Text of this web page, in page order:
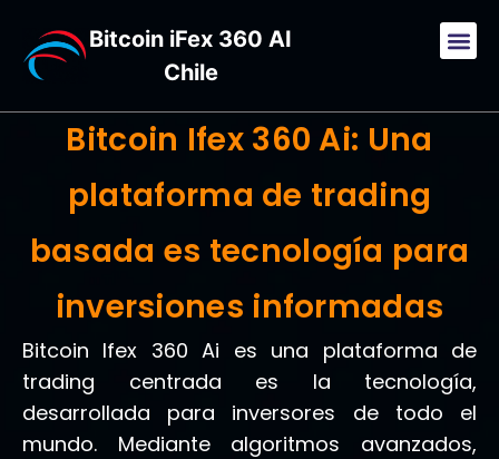
Bitcoin iFex 360 AI
Chile
Bitcoin Ifex 360 Ai: Una
plataforma de trading
basada es tecnología para
inversiones informadas
Bitcoin Ifex 360 Ai es una plataforma de
trading centrada es la tecnología,
desarrollada para inversores de todo el
mundo. Mediante algoritmos avanzados,